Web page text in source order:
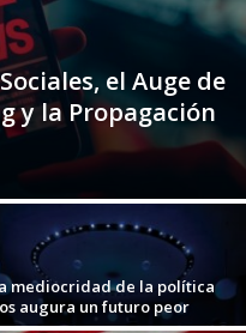
el Auge de
y la Propagación
mediocridad de la política
augura un futuro peor